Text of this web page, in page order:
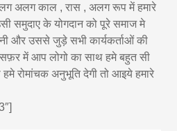
अलग काल , रास , अलग रूप में हमारे
समुदाए के योगदान को पूरे समाज मे
और उससे जुड़े सभी कार्यकर्ताओं की
में आप लोगो का साथ हमे बहुत सी
हमे रोमांचक अनुभूति देगी तो आइये हमारे